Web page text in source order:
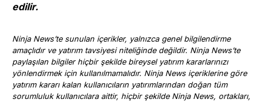
edilir.
Ninja News’te sunulan içerikler, yalnızca genel bilgilendirme
amaçlıdır ve yatırım tavsiyesi niteliğinde değildir. Ninja News’te
paylaşılan bilgiler hiçbir şekilde bireysel yatırım kararlarınızı
yönlendirmek için kullanılmamalıdır. Ninja News içeriklerine göre
yatırım kararı kalan kullanıcıların yatırımlarından doğan tüm
sorumluluk kullanıcılara aittir, hiçbir şekilde Ninja News, ortakları,